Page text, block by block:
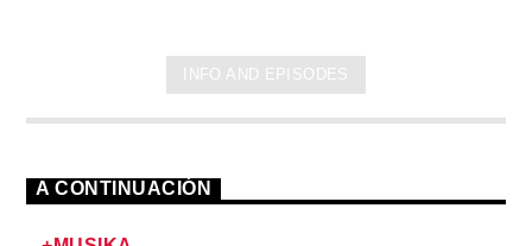
INFO AND EPISODES
A CONTINUACIÓN